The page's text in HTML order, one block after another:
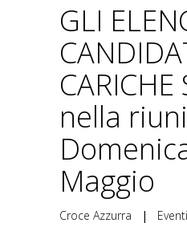
GLI
CARICHE
nella
Maggio
Croce Azzurra |